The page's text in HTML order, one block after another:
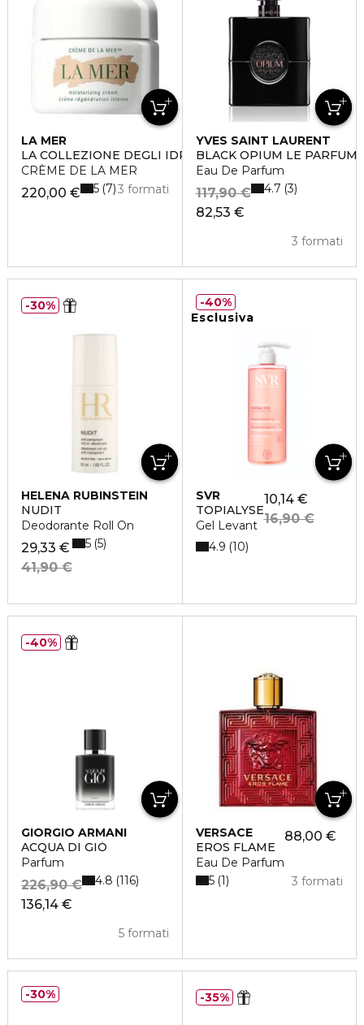
LA MER
LA COLLEZIONE DEGLI IDRATANTI
CRÈME DE LA MER
220,00 € 3 formati
5 7
YVES SAINT LAURENT
BLACK OPIUM LE PARFUM
Eau De Parfum
82,53 €
117,90 €
3 formati
4.7 3
HELENA RUBINSTEIN
NUDIT
Deodorante Roll On
29,33 €
41,90 €
5 5
30%
Esclusiva
SVR
TOPIALYSE
Gel Levant
10,14 €
16,90 €
4.9 10
40%
GIORGIO ARMANI
ACQUA DI GIÒ
Parfum
136,14 €
226,90 €
5 formati
4.8 116
40%
VERSACE
EROS FLAME
Eau De Parfum
88,00 €
3 formati
5 1
30% 35%